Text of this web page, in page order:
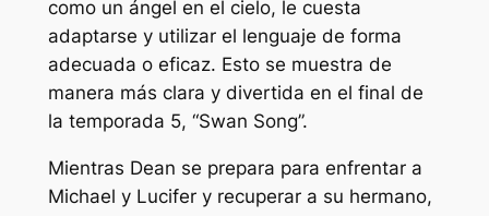
como un ángel en el cielo, le cuesta
adaptarse y utilizar el lenguaje de forma
adecuada o eficaz. Esto se muestra de
manera más clara y divertida en el final de
la temporada 5, “Swan Song”.
Mientras Dean se prepara para enfrentar a
Michael y Lucifer y recuperar a su hermano,